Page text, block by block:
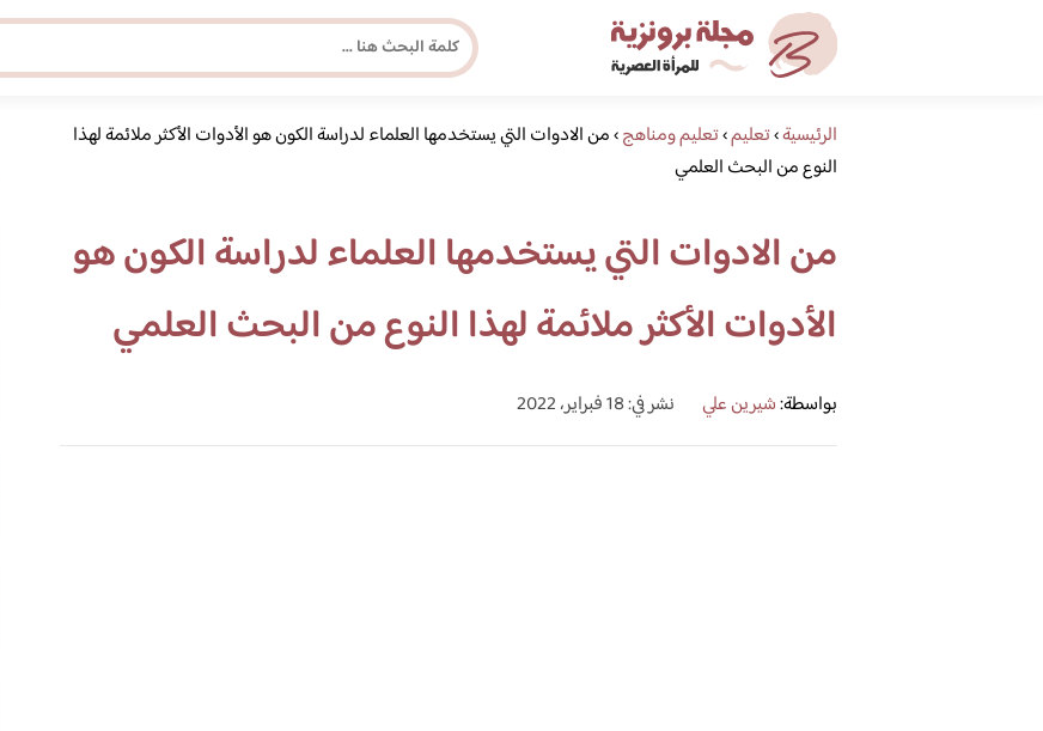
مجلة برونزية للفتاة العصرية الرئيسية›تعليم›تعليم ومناهج›من الادوات التي يستخدمها العلماء لدراسة الكون هو الأدوات الأكثر ملائمة لهذا
النوع من البحث العلمي
من الادوات التي يستخدمها العلماء لدراسة الكون هو
الأدوات الأكثر ملائمة لهذا النوع من البحث العلمي
بواسطة:شيرين علي نشر في: 18 فبراير، 2022